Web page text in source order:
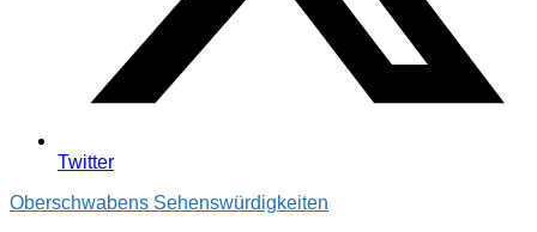
Twitter
Oberschwabens Sehenswürdigkeiten